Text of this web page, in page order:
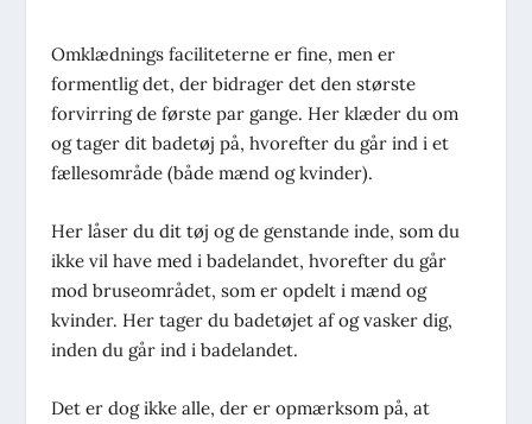
Omklædnings faciliteterne er fine, men er
formentlig det, der bidrager det den største
forvirring de første par gange. Her klæder du om
og tager dit badetøj på, hvorefter du går ind i et
fællesområde (både mænd og kvinder).
Her låser du dit tøj og de genstande inde, som du
ikke vil have med i badelandet, hvorefter du går
mod bruseområdet, som er opdelt i mænd og
kvinder. Her tager du badetøjet af og vasker dig,
inden du går ind i badelandet.
Det er dog ikke alle, der er opmærksom på, at